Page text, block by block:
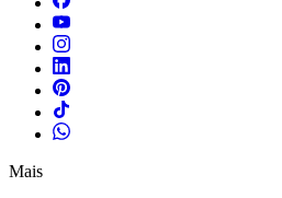
Mais